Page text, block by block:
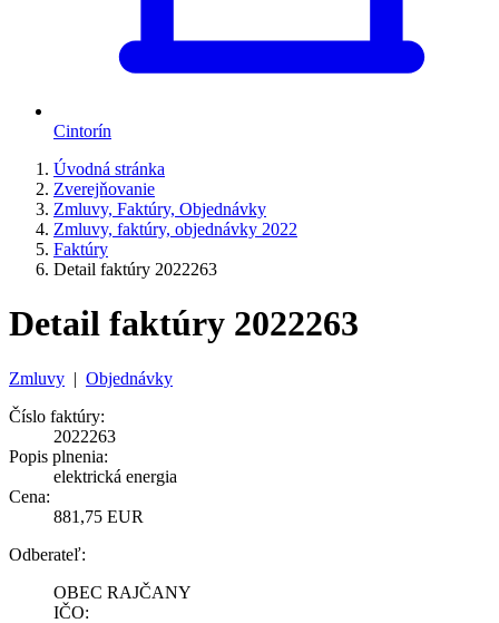
Cintorín
Úvodná stránka
Zverejňovanie
Zmluvy, Faktúry, Objednávky
Zmluvy, faktúry, objednávky 2022
Faktúry
Detail faktúry 2022263
Detail faktúry 2022263
Zmluvy | Objednávky
Číslo faktúry:
2022263
Popis plnenia:
elektrická energia
Cena:
881,75 EUR
Odberateľ:
OBEC RAJČANY
IČO: